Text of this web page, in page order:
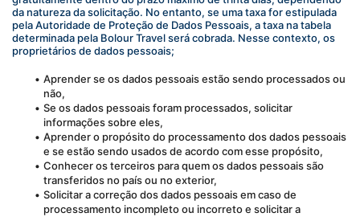
da natureza da solicitação. No entanto, se uma taxa for estipulada
pela Autoridade de Proteção de Dados Pessoais, a taxa na tabela
determinada pela Bolour Travel será cobrada. Nesse contexto, os
proprietários de dados pessoais;
Aprender se os dados pessoais estão sendo processados ou
não,
Se os dados pessoais foram processados, solicitar
informações sobre eles,
Aprender o propósito do processamento dos dados pessoais
e se estão sendo usados de acordo com esse propósito,
Conhecer os terceiros para quem os dados pessoais são
transferidos no país ou no exterior,
Solicitar a correção dos dados pessoais em caso de
processamento incompleto ou incorreto e solicitar a